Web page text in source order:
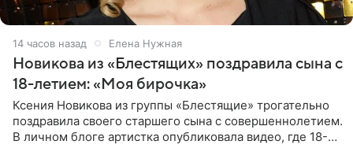
14 часов назад Елена Нужная
Новикова из «Блестящих» поздравила сына с
18-летием: «Моя бирочка»
Ксения Новикова из группы «Блестящие» трогательно
поздравила своего старшего сына с совершеннолетием.
В личном блоге артистка опубликовала видео, где 18-